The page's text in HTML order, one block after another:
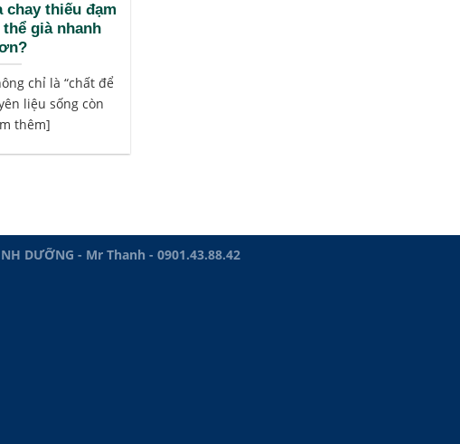
chay thiếu đạm
già nhanh
chỉ là “chất để
liệu sống còn
thêm]
DƯỠNG - Mr Thanh - 0901.43.88.42